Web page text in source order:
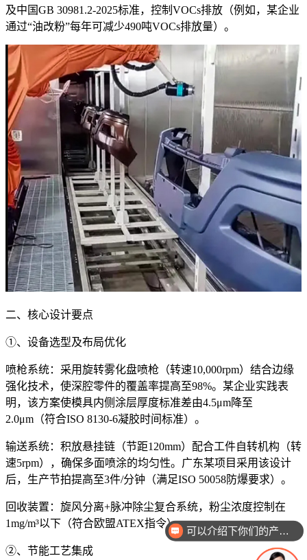
及中国GB 30981.2-2025标准，控制VOCs排放（例如，某企业
通过“油改粉”每年可减少490吨VOCs排放量）。
二、核心设计要点
①、设备选型及布局优化
喷枪系统：采用旋转雾化盘喷枪（转速10,000rpm）结合边缘
强化技术，使深腔零件的覆盖率提高至98%。某企业实践表
明，该方案使模具内侧涂层厚度标准差由4.5μm降至
2.0μm（符合ISO 8130-6凝胶时间标准）。
输送系统：积放悬挂链（节距120mm）配合工件自转机构（转
速5rpm），确保多面喷涂的均匀性。广东某项目采用该设计
后，生产节拍提高至3件/分钟（满足ISO 50058防爆要求）。
回收装置：旋风分离+脉冲除尘复合系统，粉尘浓度控制在
1mg/m³以下（符合欧盟ATEX指令）。
②、节能工艺集成
可以介绍下你们的产品么